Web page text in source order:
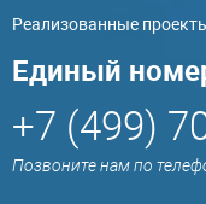
Реализованные
Единый
+7 (499)
Позвоните нам по